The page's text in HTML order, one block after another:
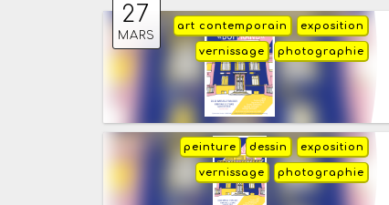
27
MARS
exposition
art contemporain
photographie
vernissage
exposition
dessin
peinture
photographie
vernissage